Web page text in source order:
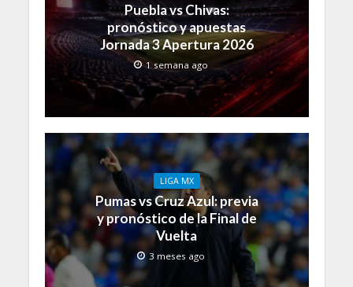
Puebla vs Chivas:
pronóstico y apuestas
Jornada 3 Apertura 2026
1 semana ago
LIGA MX
Pumas vs Cruz Azul: previa
y pronóstico de la Final de
Vuelta
3 meses ago